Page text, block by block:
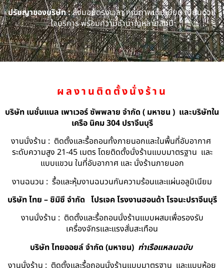
ปรัชญาของบริษัท :ส่งมอบตรงเวลา คุณภาพเต็มเยี่ยม เปี่ยมด้วย
ใจบริการ พร้อมความชำนาญหลายสิบปี
ผลงานติดตั้งนั่งร้าน
บริษัท เนชั่นแนล เพาเวอร์ ซัพพลาย จำกัด ( มหาชน ) และบริษัทใน
เครือ นิคม 304 ปราจีนบุรี
งานนั่งร้าน : ติดตั้งและรื้อถอนทั้งภายนอกและในพื้นที่อับอากาศ
ระดับความสูง 21-45 เมตร โดยติดตั้งนั่งร้านแบบมาตรฐาน และ
แบบแขวน ในที่อับอากาศ และ นั่งร้านภายนอก
งานฉนวน : รื้อและหุ้มงานฉนวนกันความร้อนและแผ่นอลูมิเนียม
บริษัท ไทย – ชิมิซึ จำกัด โปรเจค โรงงานฮอนด้า โรจนะปราจีนบุรี
งานนั่งร้าน : ติดตั้งและรื้อถอนนั่งร้านแบบผสมเพื่อรองรับ
เครื่องจักรและแรงสั่นสะเทือน
บริษัท ไทยออยล์ จํากัด (มหาชน) ท่าเรือแหลมฉบับ
งานนั่งร้าน : ติดตั้งและรื้อถอนนั่งร้านแบบมาตรฐาน และแบบห้อย